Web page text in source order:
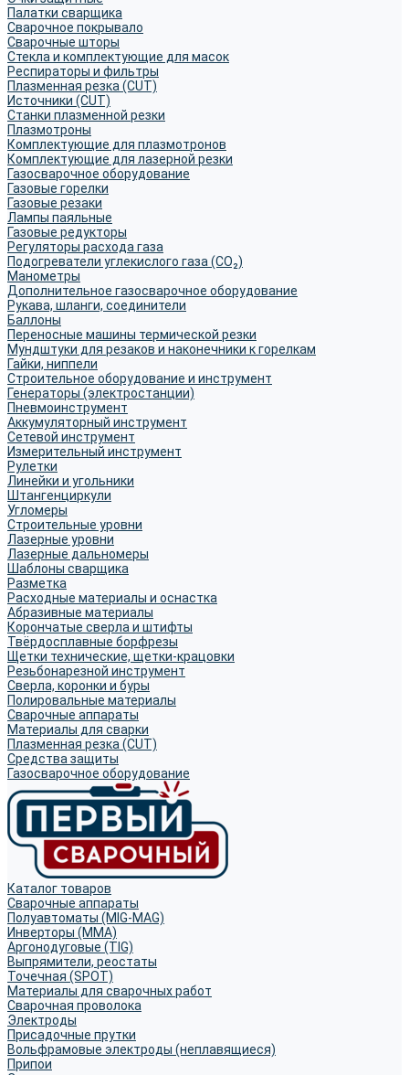
Палатки сварщика
Сварочное покрывало
Сварочные шторы
Стекла и комплектующие для масок
Респираторы и фильтры
Плазменная резка (CUT)
Источники (CUT)
Станки плазменной резки
Плазмотроны
Комплектующие для плазмотронов
Комплектующие для лазерной резки
Газосварочное оборудование
Газовые горелки
Газовые резаки
Лампы паяльные
Газовые редукторы
Регуляторы расхода газа
Подогреватели углекислого газа (CO₂)
Манометры
Дополнительное газосварочное оборудование
Рукава, шланги, соединители
Баллоны
Переносные машины термической резки
Мундштуки для резаков и наконечники к горелкам
Гайки, ниппели
Строительное оборудование и инструмент
Генераторы (электростанции)
Пневмоинструмент
Аккумуляторный инструмент
Сетевой инструмент
Измерительный инструмент
Рулетки
Линейки и угольники
Штангенциркули
Угломеры
Строительные уровни
Лазерные уровни
Лазерные дальномеры
Шаблоны сварщика
Разметка
Расходные материалы и оснастка
Абразивные материалы
Корончатые сверла и штифты
Твёрдосплавные борфрезы
Щетки технические, щетки-крацовки
Резьбонарезной инструмент
Сверла, коронки и буры
Полировальные материалы
Сварочные аппараты
Материалы для сварки
Плазменная резка (CUT)
Средства защиты
Газосварочное оборудование
Каталог товаров
Сварочные аппараты
Полуавтоматы (MIG-MAG)
Инверторы (MMA)
Аргонодуговые (TIG)
Выпрямители, реостаты
Точечная (SPOT)
Материалы для сварочных работ
Сварочная проволока
Электроды
Присадочные прутки
Вольфрамовые электроды (неплавящиеся)
Припои